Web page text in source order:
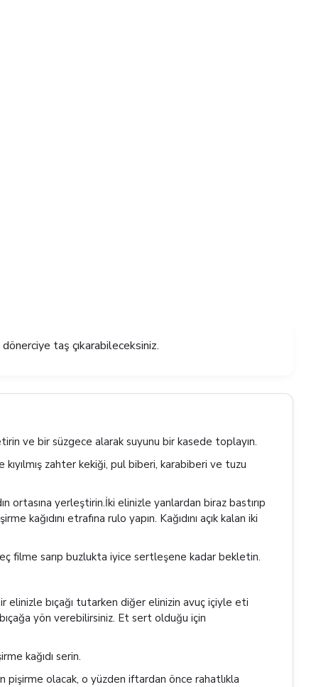
taş çıkarabileceksiniz.
ve bir süzgece alarak suyunu bir kasede toplayın.
kıyılmış zahter kekiği, pul biberi, karabiberi ve tuzu
ortasına yerleştirin.İki elinizle yanlardan biraz bastırıp
kağıdını etrafına rulo yapın. Kağıdını açık kalan iki
filme sarıp buzlukta iyice sertleşene kadar bekletin.
elinizle bıçağı tutarken diğer elinizin avuç içiyle eti
yön verebilirsiniz. Et sert olduğu için
kağıdı serin.
pişirme olacak, o yüzden iftardan önce rahatlıkla